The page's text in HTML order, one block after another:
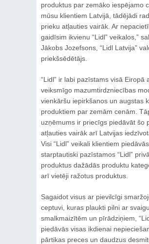
produktus par zemāko iespējamo
mūsu klientiem Latvijā, tādējādi
prieku atļauties vairāk. Ar
gaidīsim ikvienu “Lidl” veikalos,”
Jākobs Jozefsons, “Lidl Latvija”
priekšsēdētājs.
“Lidl” ir labi pazīstams visā Eiropā
veiksmīgo mazumtirdzniecības
vienkāršu iepirkšanos un augstas
produktiem par zemām cenām.
uzņēmums ir priecīgs piedāvāt šo
atļauties vairāk arī Latvijas
Visi “Lidl” veikali klientiem piedāvās
starptautiski pazīstamos “Lidl”
produktus dažādās produktu
arī vietēji ražotus produktus.
Sagaidot visus ar pievilcīgi
ceptuvi, kuras plaukti pilni ar
smalkmaizītēm un pīrādziņiem,
piedāvās visas ikdienai
pārtikas preces un daudzus